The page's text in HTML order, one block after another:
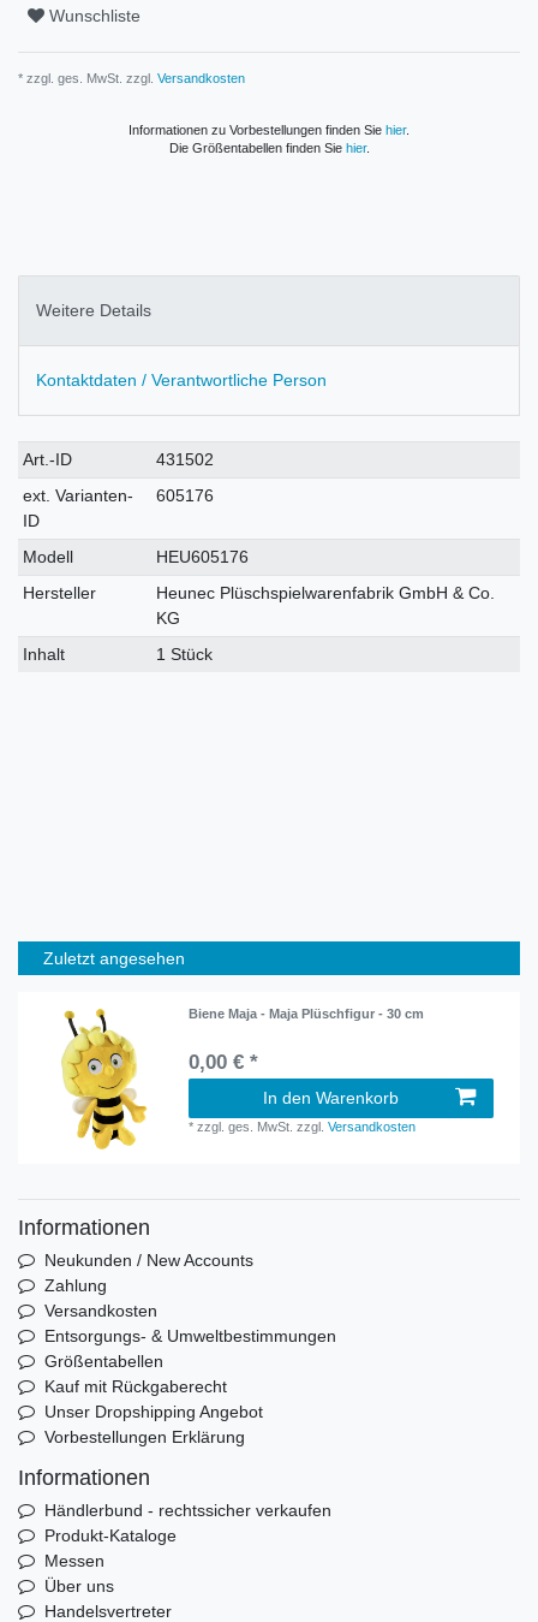
Wunschliste
* zzgl. ges. MwSt. zzgl. Versandkosten
Informationen zu Vorbestellungen finden Sie hier.
Die Größentabellen finden Sie hier.
Weitere Details
Kontaktdaten / Verantwortliche Person
Technisches
Merkmal
Wert
Art.-ID
431502
ext. Varianten-
ID
605176
Modell
HEU605176
Hersteller
Heunec Plüschspielwarenfabrik GmbH & Co.
KG
Inhalt
1 Stück
Zuletzt angesehen
Biene Maja - Maja Plüschfigur - 30 cm
0,00 € *
In den Warenkorb
*zzgl. ges. MwSt. zzgl.Versandkosten
Informationen
Neukunden / New Accounts
Zahlung
Versandkosten
Entsorgungs- & Umweltbestimmungen
Größentabellen
Kauf mit Rückgaberecht
Unser Dropshipping Angebot
Vorbestellungen Erklärung
Informationen
Händlerbund - rechtssicher verkaufen
Produkt-Kataloge
Messen
Über uns
Handelsvertreter